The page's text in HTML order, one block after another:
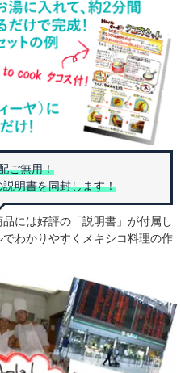
ご無用！
明書を同封します！
には好評の「説明書」が付属し
わかりやすくメキシコ料理の作